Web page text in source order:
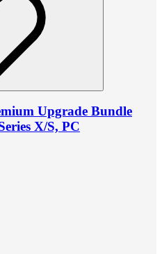
Upgrade Bundle
X/S, PC